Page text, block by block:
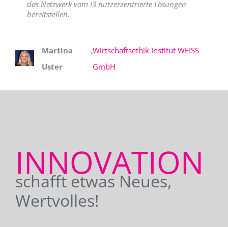
das Netzwerk vom I3 nutzerzentrierte Lösungen
bereitstellen.
Martina
Uster
,Wirtschaftsethik Institut WEISS
GmbH
INNOVATION
schafft etwas Neues,
Wertvolles!